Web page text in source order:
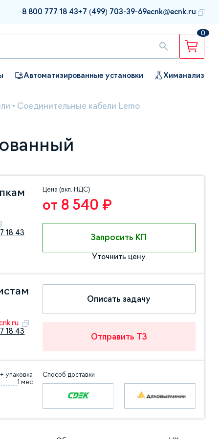
8 800 777 18 43+7 (499) 703-39-69ecnk@ecnk.ru
0
Автоматизированные установки Химанализ
• Соединительные кабели Lemo
18 43
Цена (вкл. НДС)
от 8 540 ₽
Запросить КП
Уточнить цену
18 43
Описать задачу
Отправить ТЗ
упаковка
1 мес
Способ доставки